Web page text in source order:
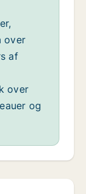
over
af
over
og